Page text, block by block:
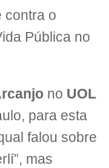
contra o
Pública no
no UOL
para esta
falou sobre
mas